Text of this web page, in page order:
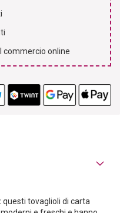
commercio online
questi tovaglioli di carta